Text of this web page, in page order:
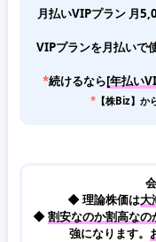
月払いVIPプラン 月
VIPプランを月払いで
*続けるなら[年払い
* 【株Biz】か
◆ 理論株価は大
◆割安なのか割高なの
強になります。